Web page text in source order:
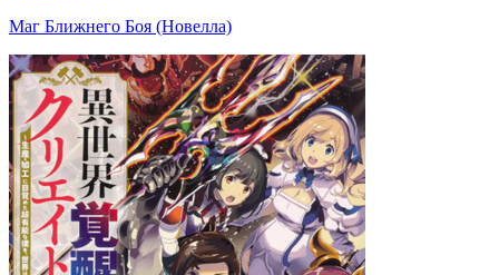
Маг Ближнего Боя (Новелла)